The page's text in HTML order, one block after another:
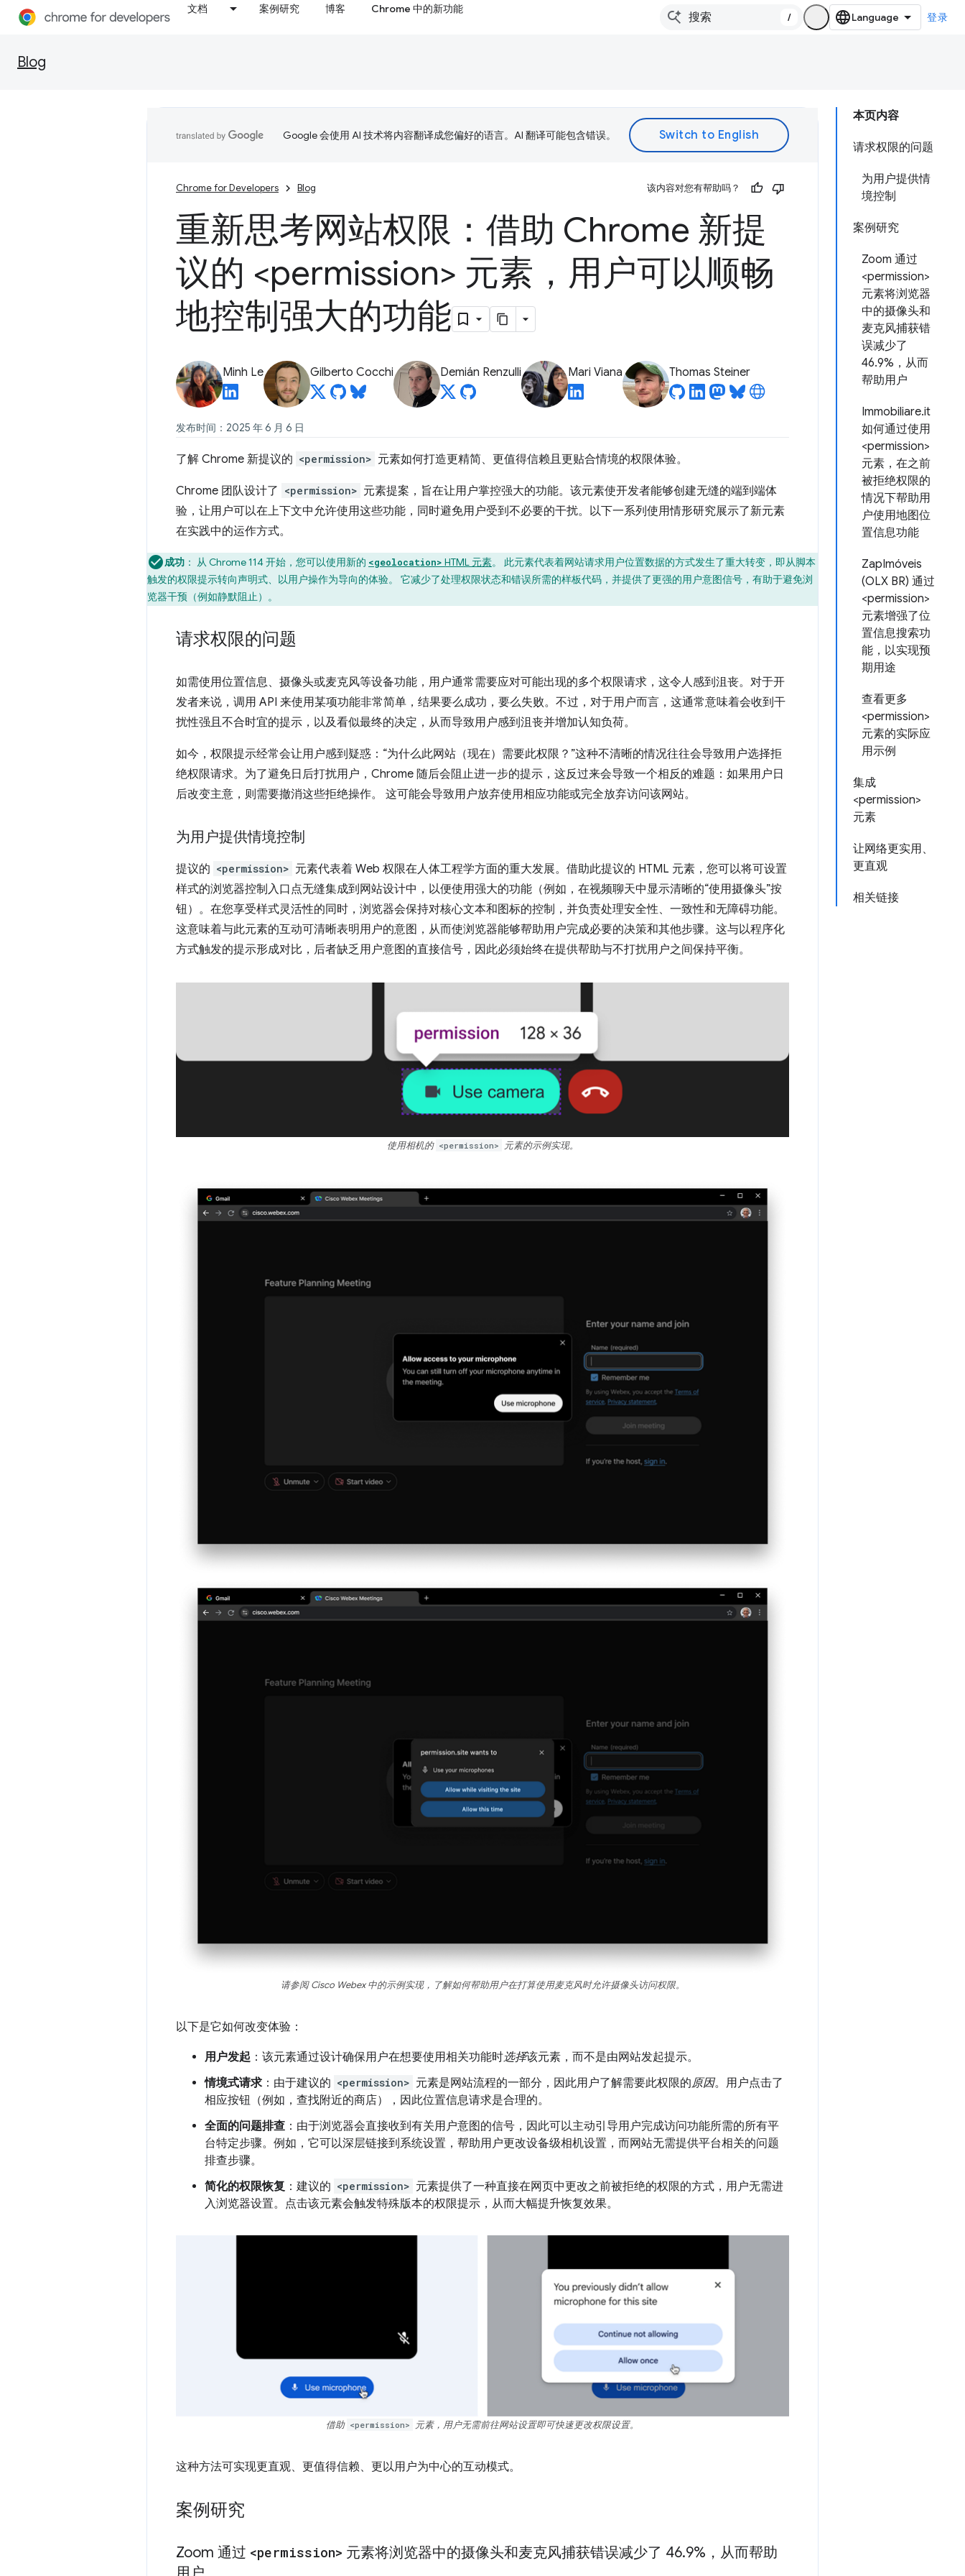
文档 案例研究 博客 Chrome 中的新功能
/ 登录
Blog
本页内容
请求权限的问题
为用户提供情
境控制
案例研究
Zoom 通过
<permission>
元素将浏览器
中的摄像头和
麦克风捕获错
误减少了
46.9%，从而
帮助用户
Immobiliare.it
如何通过使用
<permission>
元素，在之前
被拒绝权限的
情况下帮助用
户使用地图位
置信息功能
ZapImóveis
(OLX BR) 通过
<permission>
元素增强了位
置信息搜索功
能，以实现预
期用途
查看更多
<permission>
元素的实际应
用示例
集成
<permission>
元素
让网络更实用、
更直观
相关链接
Google 会使用 AI 技术将内容翻译成您偏好的语言。AI 翻译可能包含错误。
Chrome for Developers Blog 该内容对您有帮助吗？
重新思考网站权限：借助 Chrome 新提
议的 <permission> 元素，用户可以顺畅
地控制强大的功能
Minh Le Gilberto Cocchi Demián Renzulli Mari Viana Thomas Steiner
发布时间：2025 年 6 月 6 日
了解 Chrome 新提议的 <permission> 元素如何打造更精简、更值得信赖且更贴合情境的权限体验。
Chrome 团队设计了 <permission> 元素提案，旨在让用户掌控强大的功能。该元素使开发者能够创建无缝的端到端体
验，让用户可以在上下文中允许使用这些功能，同时避免用户受到不必要的干扰。以下一系列使用情形研究展示了新元素
在实践中的运作方式。
成功 ： 从 Chrome 114 开始，您可以使用新的 <geolocation> HTML 元素。 此元素代表着网站请求用户位置数据的方式发生了重大转变，即从脚本
触发的权限提示转向声明式、以用户操作为导向的体验。 它减少了处理权限状态和错误所需的样板代码，并提供了更强的用户意图信号，有助于避免浏
览器干预（例如静默阻止）。
请求权限的问题
如需使用位置信息、摄像头或麦克风等设备功能，用户通常需要应对可能出现的多个权限请求，这令人感到沮丧。对于开
发者来说，调用 API 来使用某项功能非常简单，结果要么成功，要么失败。不过，对于用户而言，这通常意味着会收到干
扰性强且不合时宜的提示，以及看似最终的决定，从而导致用户感到沮丧并增加认知负荷。
如今，权限提示经常会让用户感到疑惑：“为什么此网站（现在）需要此权限？”这种不清晰的情况往往会导致用户选择拒
绝权限请求。为了避免日后打扰用户，Chrome 随后会阻止进一步的提示，这反过来会导致一个相反的难题：如果用户日
后改变主意，则需要撤消这些拒绝操作。 这可能会导致用户放弃使用相应功能或完全放弃访问该网站。
为用户提供情境控制
提议的 <permission> 元素代表着 Web 权限在人体工程学方面的重大发展。借助此提议的 HTML 元素，您可以将可设置
样式的浏览器控制入口点无缝集成到网站设计中，以便使用强大的功能（例如，在视频聊天中显示清晰的“使用摄像头”按
钮）。在您享受样式灵活性的同时，浏览器会保持对核心文本和图标的控制，并负责处理安全性、一致性和无障碍功能。
这意味着与此元素的互动可清晰表明用户的意图，从而使浏览器能够帮助用户完成必要的决策和其他步骤。这与以程序化
方式触发的提示形成对比，后者缺乏用户意图的直接信号，因此必须始终在提供帮助与不打扰用户之间保持平衡。
使用相机的 <permission> 元素的示例实现。
请参阅 Cisco Webex 中的示例实现，了解如何帮助用户在打算使用麦克风时允许摄像头访问权限。
以下是它如何改变体验：
用户发起 ：该元素通过设计确保用户在想要使用相关功能时选择该元素，而不是由网站发起提示。
情境式请求 ：由于建议的 <permission> 元素是网站流程的一部分，因此用户了解需要此权限的原因。用户点击了
相应按钮（例如，查找附近的商店），因此位置信息请求是合理的。
全面的问题排查 ：由于浏览器会直接收到有关用户意图的信号，因此可以主动引导用户完成访问功能所需的所有平
台特定步骤。例如，它可以深层链接到系统设置，帮助用户更改设备级相机设置，而网站无需提供平台相关的问题
排查步骤。
简化的权限恢复 ：建议的 <permission> 元素提供了一种直接在网页中更改之前被拒绝的权限的方式，用户无需进
入浏览器设置。点击该元素会触发特殊版本的权限提示，从而大幅提升恢复效果。
借助 <permission> 元素，用户无需前往网站设置即可快速更改权限设置。
这种方法可实现更直观、更值得信赖、更以用户为中心的互动模式。
案例研究
Zoom 通过 <permission> 元素将浏览器中的摄像头和麦克风捕获错误减少了 46.9%，从而帮助